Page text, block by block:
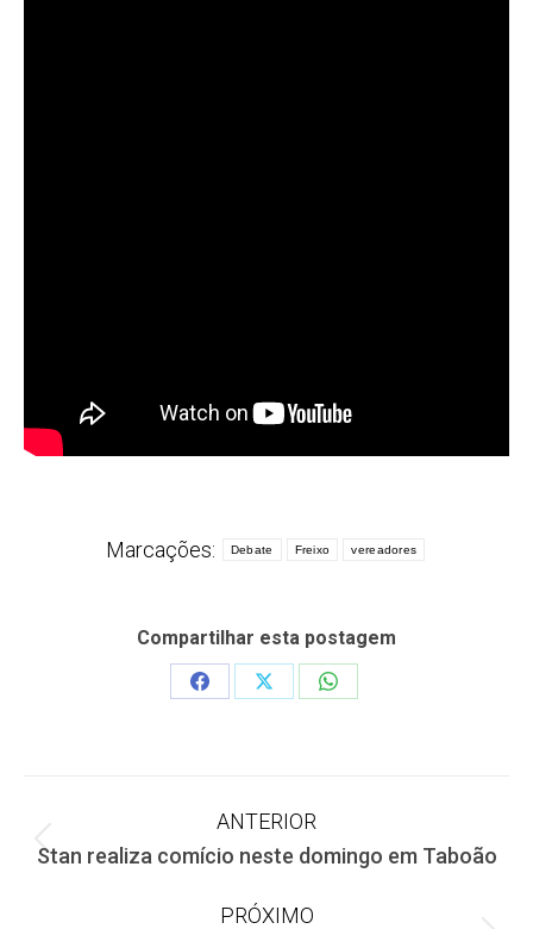
Marcações: Debate Freixo vereadores
Compartilhar esta postagem
Share
Share
Share
Navegação
de
ANTERIOR
Post
Stan realiza comício neste domingo em Taboão
PRÓXIMO